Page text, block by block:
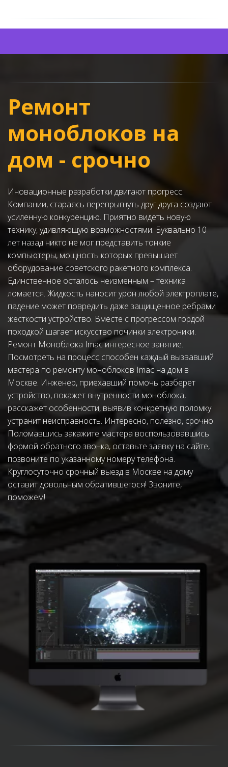
Ремонт
моноблоков на
дом - срочно
Иновационные разработки двигают прогресс.
Компании, стараясь перепрыгнуть друг друга создают
усиленную конкуренцию. Приятно видеть новую
технику, удивляющую возможностями. Буквально 10
лет назад никто не мог представить тонкие
компьютеры, мощность которых превышает
оборудование советского ракетного комплекса.
Единственное осталось неизменным – техника
ломается. Жидкость наносит урон любой электроплате,
падение может повредить даже защищенное ребрами
жесткости устройство. Вместе с прогрессом гордой
походкой шагает искусство починки электроники.
Ремонт Моноблока Imac интересное занятие.
Посмотреть на процесс способен каждый вызвавший
мастера по ремонту моноблоков Imac на дом в
Москве. Инженер, приехавший помочь разберет
устройство, покажет внутренности моноблока,
расскажет особенности, выявив конкретную поломку
устранит неисправность. Интересно, полезно, срочно.
Поломавшись закажите мастера воспользовавшись
формой обратного звонка, оставьте заявку на сайте,
позвоните по указанному номеру телефона.
Круглосуточно срочный выезд в Москве на дому
оставит довольным обратившегося! Звоните,
поможем!